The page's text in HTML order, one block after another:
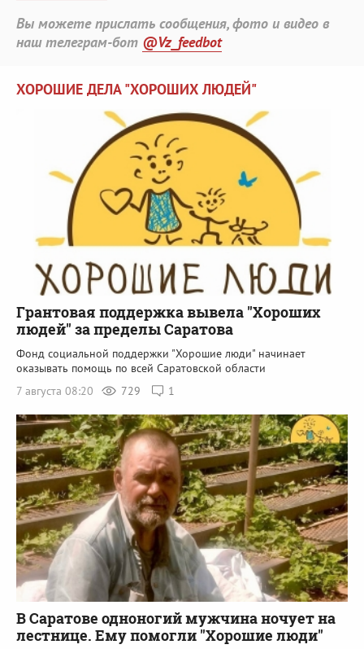
Вы можете прислать сообщения, фото и видео в
наш телеграм-бот @Vz_feedbot
ХОРОШИЕ ДЕЛА "ХОРОШИХ ЛЮДЕЙ"
Грантовая поддержка вывела "Хороших
людей" за пределы Саратова
Фонд социальной поддержки "Хорошие люди" начинает
оказывать помощь по всей Саратовской области
7 августа 08:20
729 1
В Саратове одноногий мужчина ночует на
лестнице. Ему помогли "Хорошие люди"